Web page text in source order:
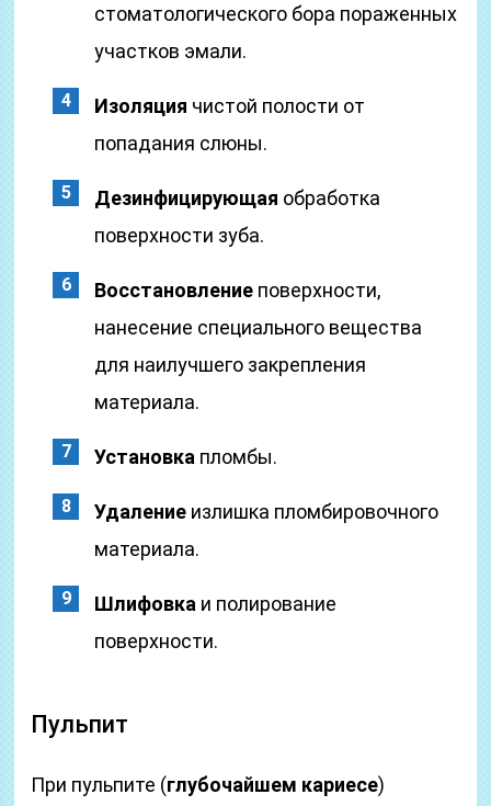
стоматологического бора пораженных
участков эмали.
Изоляция чистой полости от
попадания слюны.
Дезинфицирующая обработка
поверхности зуба.
Восстановление поверхности,
нанесение специального вещества
для наилучшего закрепления
материала.
Установка пломбы.
Удаление излишка пломбировочного
материала.
Шлифовка и полирование
поверхности.
Пульпит
При пульпите (глубочайшем кариесе)